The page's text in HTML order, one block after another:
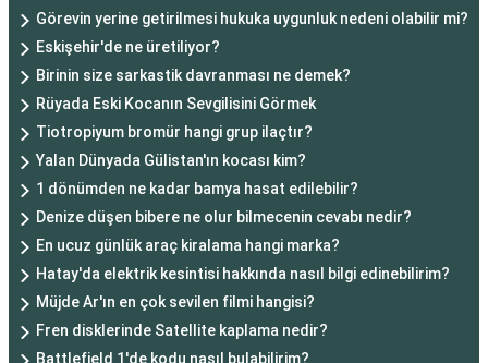
Görevin yerine getirilmesi hukuka uygunluk nedeni olabilir mi?
Eskişehir'de ne üretiliyor?
Birinin size sarkastik davranması ne demek?
Rüyada Eski Kocanın Sevgilisini Görmek
Tiotropiyum bromür hangi grup ilaçtır?
Yalan Dünyada Gülistan'ın kocası kim?
1 dönümden ne kadar bamya hasat edilebilir?
Denize düşen bibere ne olur bilmecenin cevabı nedir?
En ucuz günlük araç kiralama hangi marka?
Hatay'da elektrik kesintisi hakkında nasıl bilgi edinebilirim?
Müjde Ar'ın en çok sevilen filmi hangisi?
Fren disklerinde Satellite kaplama nedir?
Battlefield 1'de kodu nasıl bulabilirim?